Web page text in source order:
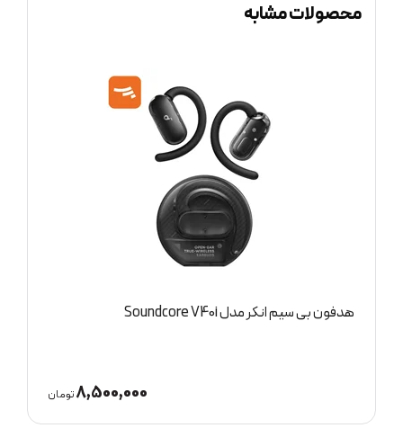
محصولات مشابه
هدفون بی سیم انکر مدل Soundcore Liberty 4 pro
15,000,000 تومان